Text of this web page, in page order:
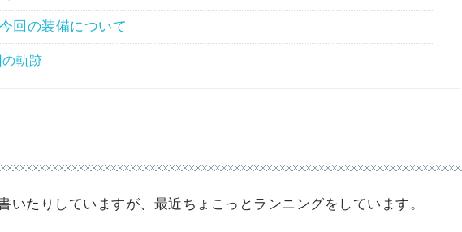
今回の装備について
軌跡
いたりしていますが、最近ちょこっとランニングをしています。